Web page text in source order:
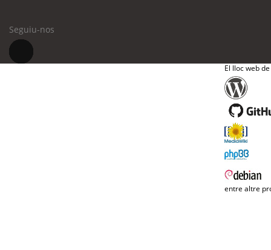
Seguiu-nos
El lloc web
entre altre